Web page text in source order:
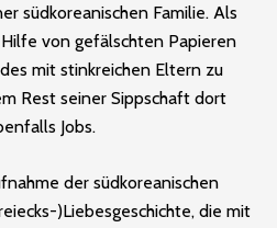
südkoreanischen Familie. Als
von gefälschten Papieren
mit stinkreichen Eltern zu
Rest seiner Sippschaft dort
Jobs.
der südkoreanischen
)Liebesgeschichte, die mit